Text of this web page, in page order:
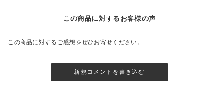
この商品に対するお客様の声
この商品に対するご感想をぜひお寄せください。
新規コメントを書き込む